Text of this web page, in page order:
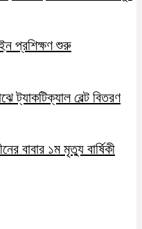
প্রশিক্ষণ শুরু
ট্যাকটিক্যাল বেল্ট বিতরণ
বাবার ১ম মৃত্যু বার্ষিকী